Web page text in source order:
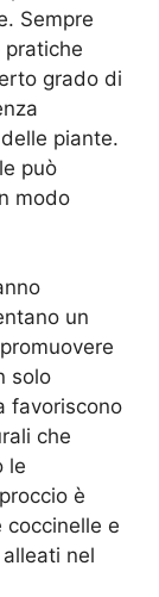
Sempre
grado di
piante.
può
modo
un
solo
favoriscono
che
le
è
e
nel